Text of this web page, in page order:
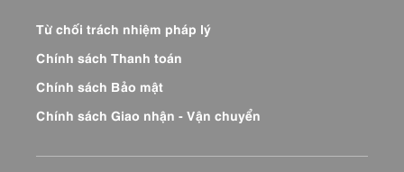
Từ chối trách nhiệm pháp lý
Chính sách Thanh toán
Chính sách Bảo mật
Chính sách Giao nhận - Vận chuyển